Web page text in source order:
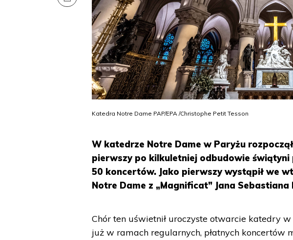
Katedra Notre Dame PAP/EPA /Christophe Petit Tesson
W katedrze Notre Dame w Paryżu
pierwszy po kilkuletniej odbudowie świątyni
50 koncertów. Jako pierwszy wystąpił we
Notre Dame z „Magnificat” Jana Sebastiana
Chór ten uświetnił uroczyste otwarcie katedry
już w ramach regularnych, płatnych koncertów